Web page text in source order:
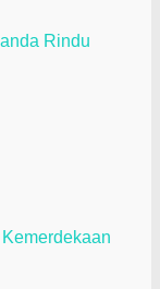
Rindu